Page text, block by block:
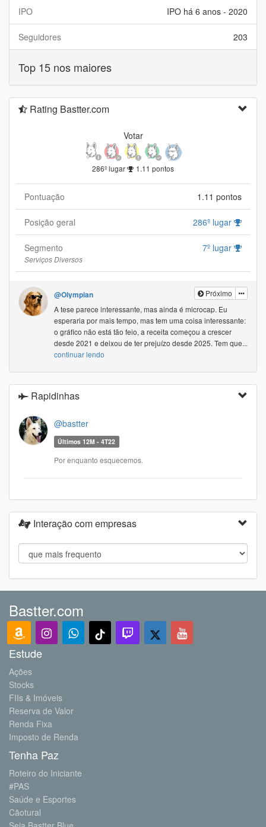
IPO IPO há 6 anos - 2020
Seguidores 203
Top 15 nos maiores
Rating Bastter.com
Votar
286º lugar 1.11 pontos
Pontuação 1.11 pontos
Posição geral 286º lugar
Segmento 7º lugar
Serviços Diversos
Próximo
@Olympian
A tese parece interessante, mas ainda é microcap. Eu
esperaria por mais tempo, mas tem uma coisa interessante:
o gráfico não está tão feio, a receita começou a crescer
desde 2021 e deixou de ter prejuízo desde 2025. Tem que...
continuar lendo
Rapidinhas
@bastter
Últimos 12M - 4T22
Por enquanto esquecemos.
Interação com empresas
Bastter.com
Estude
Ações
Stocks
FIIs & Imóveis
Reserva de Valor
Renda Fixa
Imposto de Renda
Tenha Paz
Roteiro do Iniciante
#PAS
Saúde e Esportes
Cãotural